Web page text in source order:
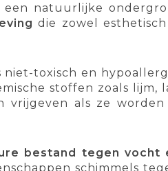
natuurlijke
die zowel
niet-toxisch en
stoffen zoals lijm,
vrijgeven als ze
bestand tegen vocht
schimmels